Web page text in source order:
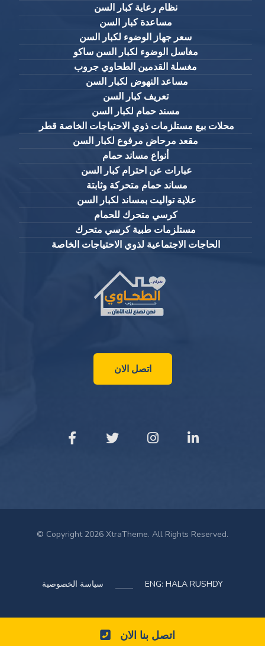
نظام رعاية كبار السن
مساعدة كبار السن
سعر جهاز الوضوء لكبار السن
مغاسل الوضوء لكبار السن ساكو
مغسلة القدمين الطحاوي جروب
مساعد النهوض لكبار السن
تعريف كبار السن
مسند حمام لكبار السن
محلات بيع مستلزمات ذوي الاحتياجات الخاصة قطر
مقعد مرحاض مرفوع لكبار السن
أنواع مساند حمام
عبارات عن احترام كبار السن
مساند حمام متحركة وثابتة
علاية تواليت بمساند لكبار السن
كرسي متحرك للحمام
مستلزمات طبية كرسي متحرك
الحاجات الاجتماعية لذوي الاحتياجات الخاصة
اتصل الان
© Copyright 2026 XtraTheme. All Rights Reserved.
سياسة الخصوصية ENG: HALA RUSHDY
اتصل بنا الان